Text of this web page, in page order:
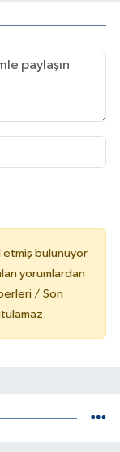
etmiş bulunuyor
yorumlardan
/ Son